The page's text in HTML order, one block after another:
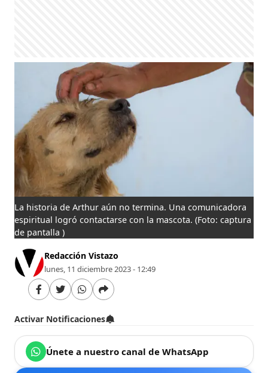
La historia de Arthur aún no termina. Una comunicadora
espiritual logró contactarse con la mascota.(Foto: captura
de pantalla )
Redacción Vistazo
lunes, 11 diciembre 2023 - 12:49
Activar Notificaciones
Únete a nuestro canal de WhatsApp